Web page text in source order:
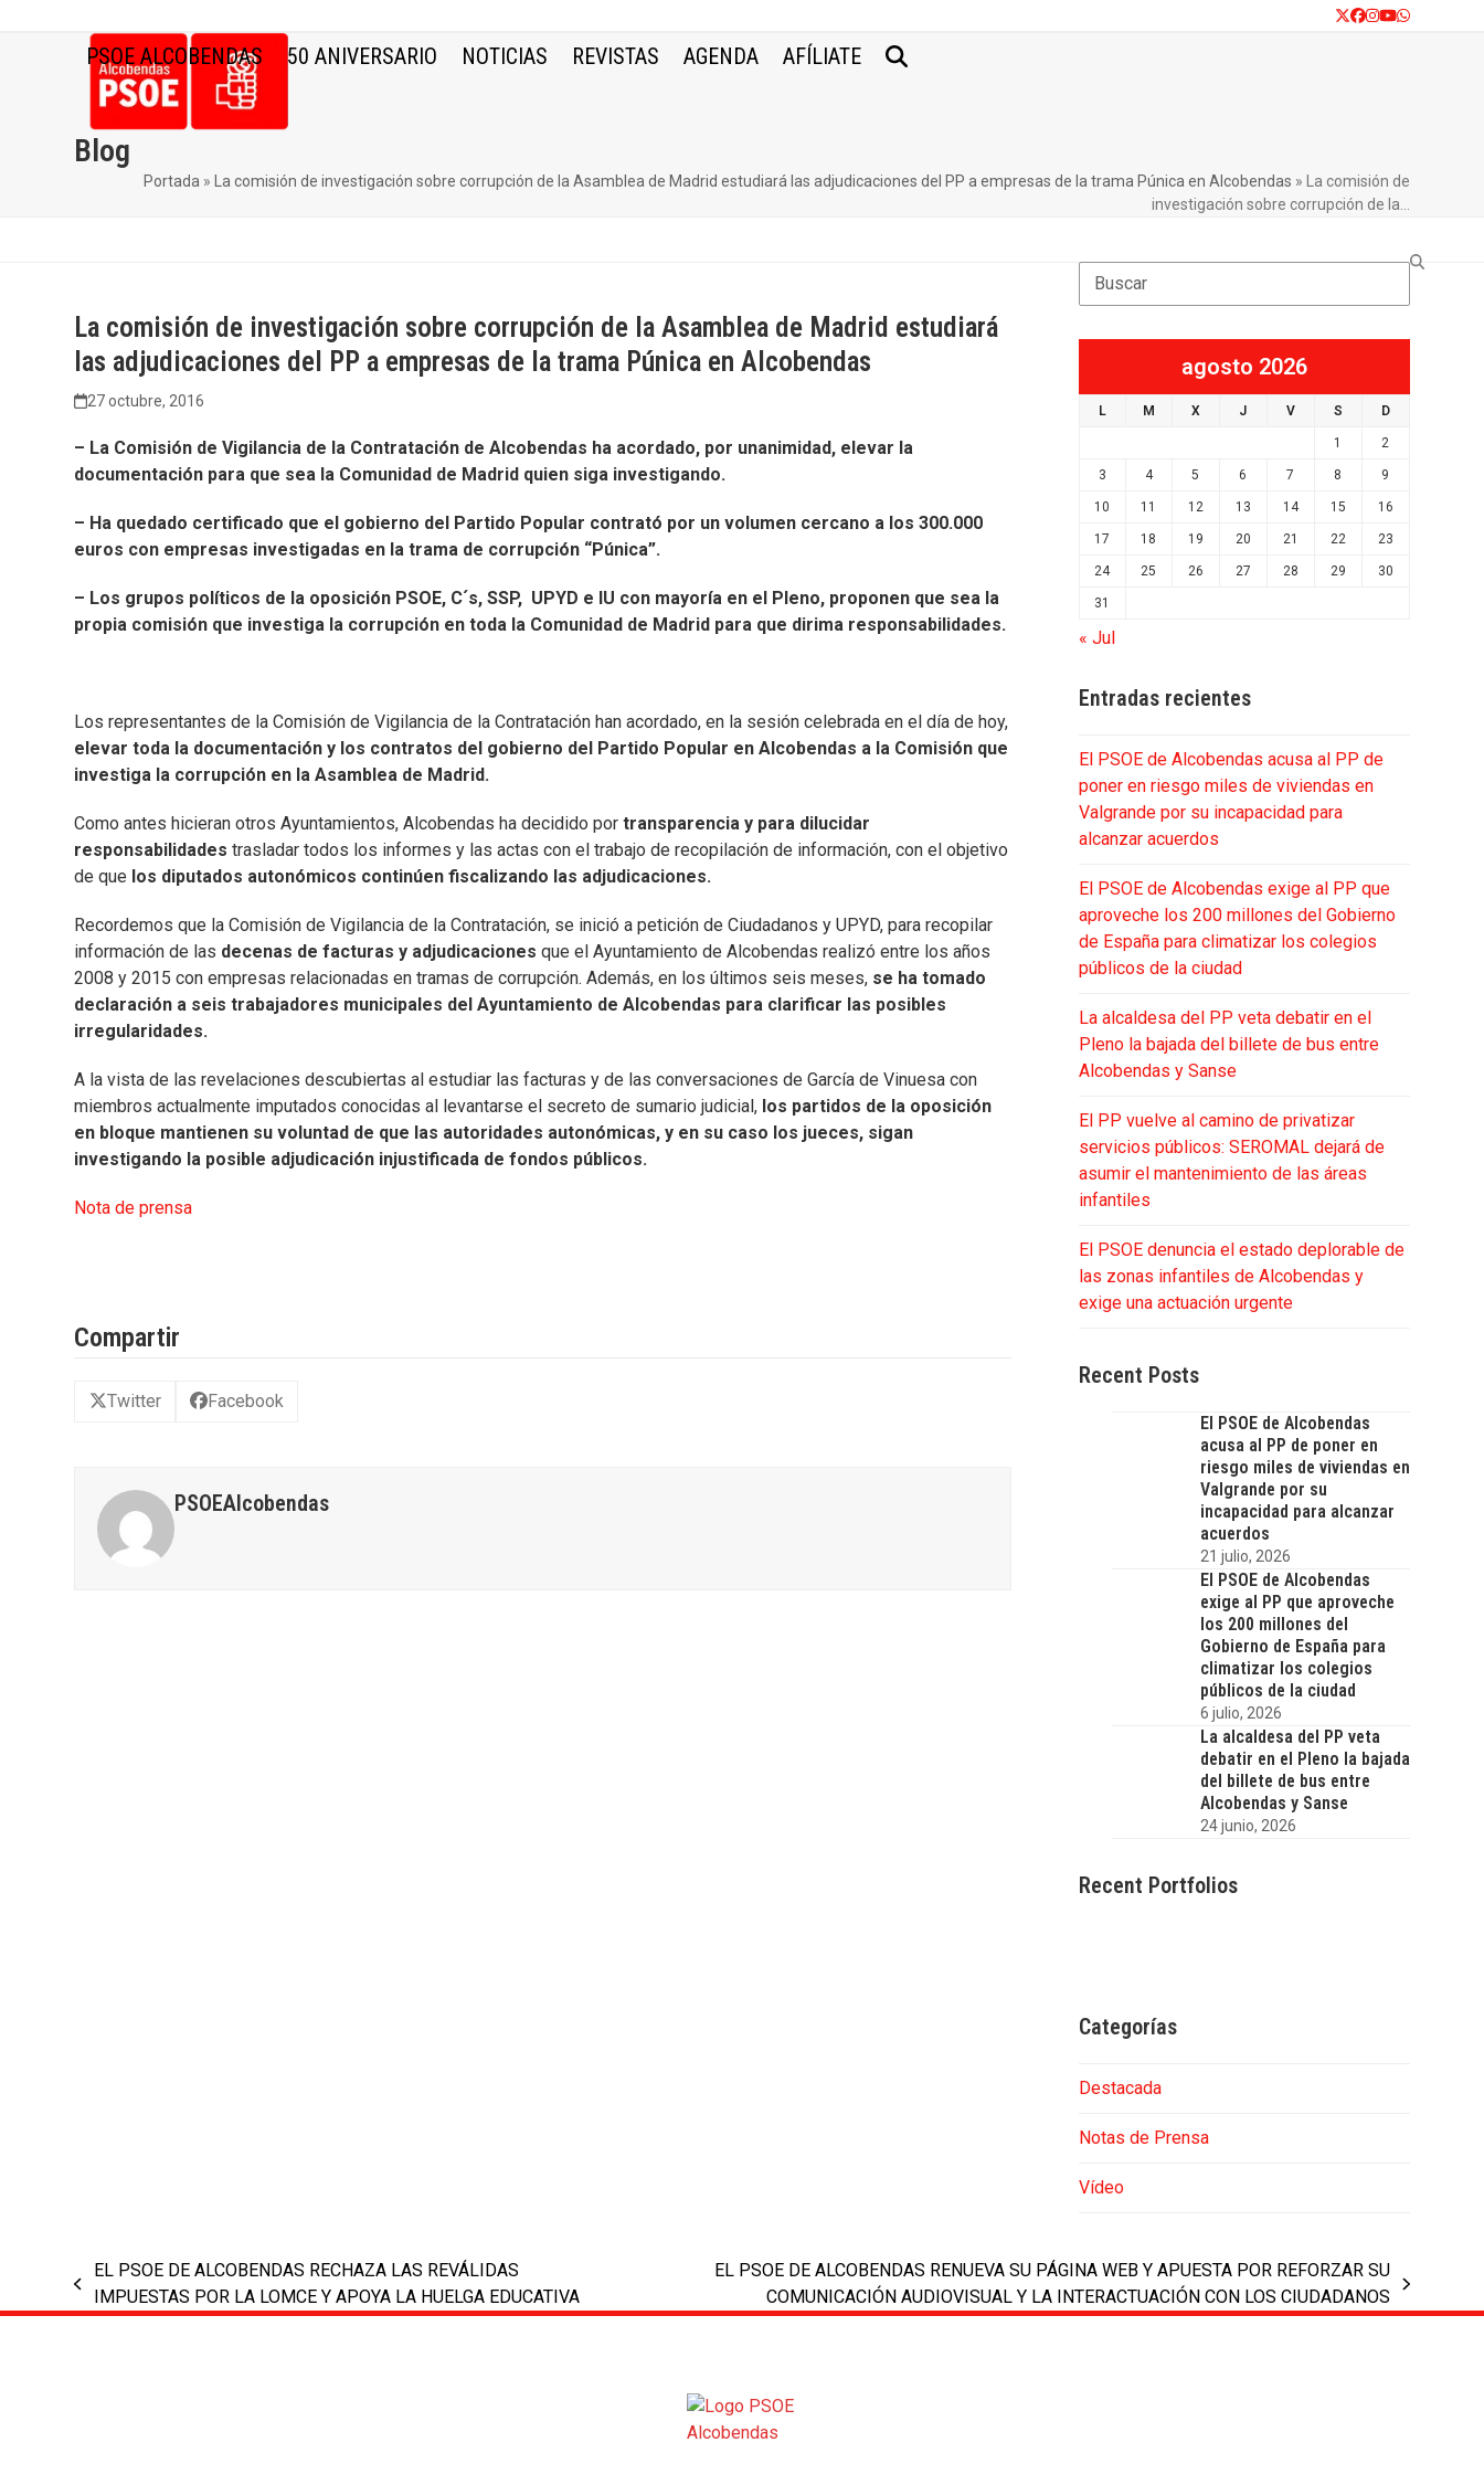
Twitter
Facebook
Instagram
YouTube
Whatsapp
PSOE ALCOBENDAS 50 ANIVERSARIO NOTICIAS REVISTAS AGENDA AFÍLIATE
Blog
Portada » La comisión de investigación sobre corrupción de la Asamblea de Madrid estudiará las adjudicaciones del PP a empresas de la trama Púnica en Alcobendas »
La comisión de
investigación sobre corrupción de la…
La comisión de investigación sobre corrupción de la Asamblea de Madrid estudiará
las adjudicaciones del PP a empresas de la trama Púnica en Alcobendas
27 octubre, 2016
– La Comisión de Vigilancia de la Contratación de Alcobendas ha acordado, por unanimidad, elevar la
documentación para que sea la Comunidad de Madrid quien siga investigando.
– Ha quedado certificado que el gobierno del Partido Popular contrató por un volumen cercano a los 300.000
euros con empresas investigadas en la trama de corrupción “Púnica”.
– Los grupos políticos de la oposición PSOE, C´s, SSP, UPYD e IU con mayoría en el Pleno, proponen que sea la
propia comisión que investiga la corrupción en toda la Comunidad de Madrid para que dirima responsabilidades.
Los representantes de la Comisión de Vigilancia de la Contratación han acordado, en la sesión celebrada en el día de hoy,
elevar toda la documentación y los contratos del gobierno del Partido Popular en Alcobendas a la Comisión que
investiga la corrupción en la Asamblea de Madrid.
Como antes hicieran otros Ayuntamientos, Alcobendas ha decidido portransparencia y para dilucidar
responsabilidades trasladar todos los informes y las actas con el trabajo de recopilación de información, con el objetivo
de que los diputados autonómicos continúen fiscalizando las adjudicaciones.
Recordemos que la Comisión de Vigilancia de la Contratación, se inició a petición de Ciudadanos y UPYD, para recopilar
información de las decenas de facturas y adjudicaciones que el Ayuntamiento de Alcobendas realizó entre los años
2008 y 2015 con empresas relacionadas en tramas de corrupción. Además, en los últimos seis meses, se ha tomado
declaración a seis trabajadores municipales del Ayuntamiento de Alcobendas para clarificar las posibles
irregularidades.
A la vista de las revelaciones descubiertas al estudiar las facturas y de las conversaciones de García de Vinuesa con
miembros actualmente imputados conocidas al levantarse el secreto de sumario judicial, los partidos de la oposición
en bloque mantienen su voluntad de que las autoridades autonómicas, y en su caso los jueces, sigan
investigando la posible adjudicación injustificada de fondos públicos.
Nota de prensa
Compartir
Twitter Facebook
PSOEAlcobendas
Search
agosto 2026
L M X J V S D
1 2
3 4 5 6 7 8 9
10 11 12 13 14 15 16
17 18 19 20 21 22 23
24 25 26 27 28 29 30
31
« Jul
Entradas recientes
El PSOE de Alcobendas acusa al PP de
poner en riesgo miles de viviendas en
Valgrande por su incapacidad para
alcanzar acuerdos
El PSOE de Alcobendas exige al PP que
aproveche los 200 millones del Gobierno
de España para climatizar los colegios
públicos de la ciudad
La alcaldesa del PP veta debatir en el
Pleno la bajada del billete de bus entre
Alcobendas y Sanse
El PP vuelve al camino de privatizar
servicios públicos: SEROMAL dejará de
asumir el mantenimiento de las áreas
infantiles
El PSOE denuncia el estado deplorable de
las zonas infantiles de Alcobendas y
exige una actuación urgente
Recent Posts
El PSOE de Alcobendas
acusa al PP de poner en
riesgo miles de viviendas en
Valgrande por su
incapacidad para alcanzar
acuerdos
21 julio, 2026
El PSOE de Alcobendas
exige al PP que aproveche
los 200 millones del
Gobierno de España para
climatizar los colegios
públicos de la ciudad
6 julio, 2026
La alcaldesa del PP veta
debatir en el Pleno la bajada
del billete de bus entre
Alcobendas y Sanse
24 junio, 2026
Recent Portfolios
Categorías
Destacada
Notas de Prensa
Vídeo
previous
post:
EL PSOE DE ALCOBENDAS RECHAZA LAS REVÁLIDAS
IMPUESTAS POR LA LOMCE Y APOYA LA HUELGA EDUCATIVA
post:
EL PSOE DE ALCOBENDAS RENUEVA SU PÁGINA WEB Y APUESTA POR REFORZAR SU
COMUNICACIÓN AUDIOVISUAL Y LA INTERACTUACIÓN CON LOS CIUDADANOS